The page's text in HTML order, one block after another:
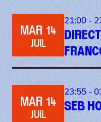
MAR 14
JUIL
21:00 -
MAR 14
JUIL
23:55 -
SEB